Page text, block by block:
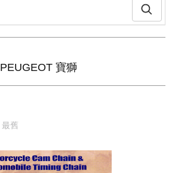
PEUGEOT 寶獅
最舊